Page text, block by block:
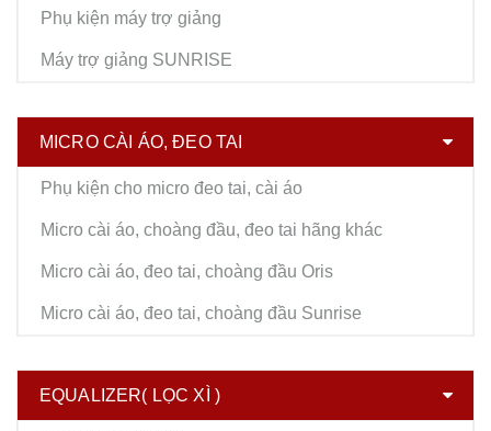
Phụ kiện máy trợ giảng
Máy trợ giảng SUNRISE
MICRO CÀI ÁO, ĐEO TAI
Phụ kiện cho micro đeo tai, cài áo
Micro cài áo, choàng đầu, đeo tai hãng khác
Micro cài áo, đeo tai, choàng đầu Oris
Micro cài áo, đeo tai, choàng đầu Sunrise
EQUALIZER( LỌC XÌ )